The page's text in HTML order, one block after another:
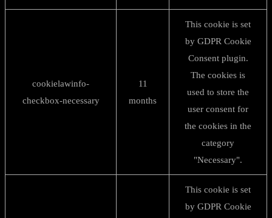
cookielawinfo-
checkbox-necessary
11
months
This cookie is set
by GDPR Cookie
Consent plugin.
The cookies is
used to store the
user consent for
the cookies in the
category
"Necessary".
This cookie is set
by GDPR Cookie